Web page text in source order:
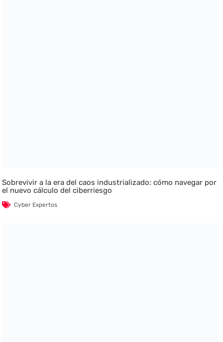
Sobrevivir a la era del caos industrializado: cómo navegar por
el nuevo cálculo del ciberriesgo
Cyber Expertos